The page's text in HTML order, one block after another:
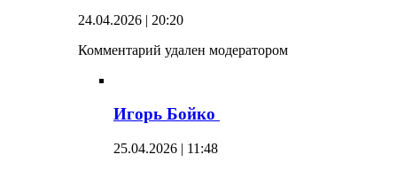
24.04.2026 | 20:20
Комментарий удален модератором
Игорь Бойко
25.04.2026 | 11:48